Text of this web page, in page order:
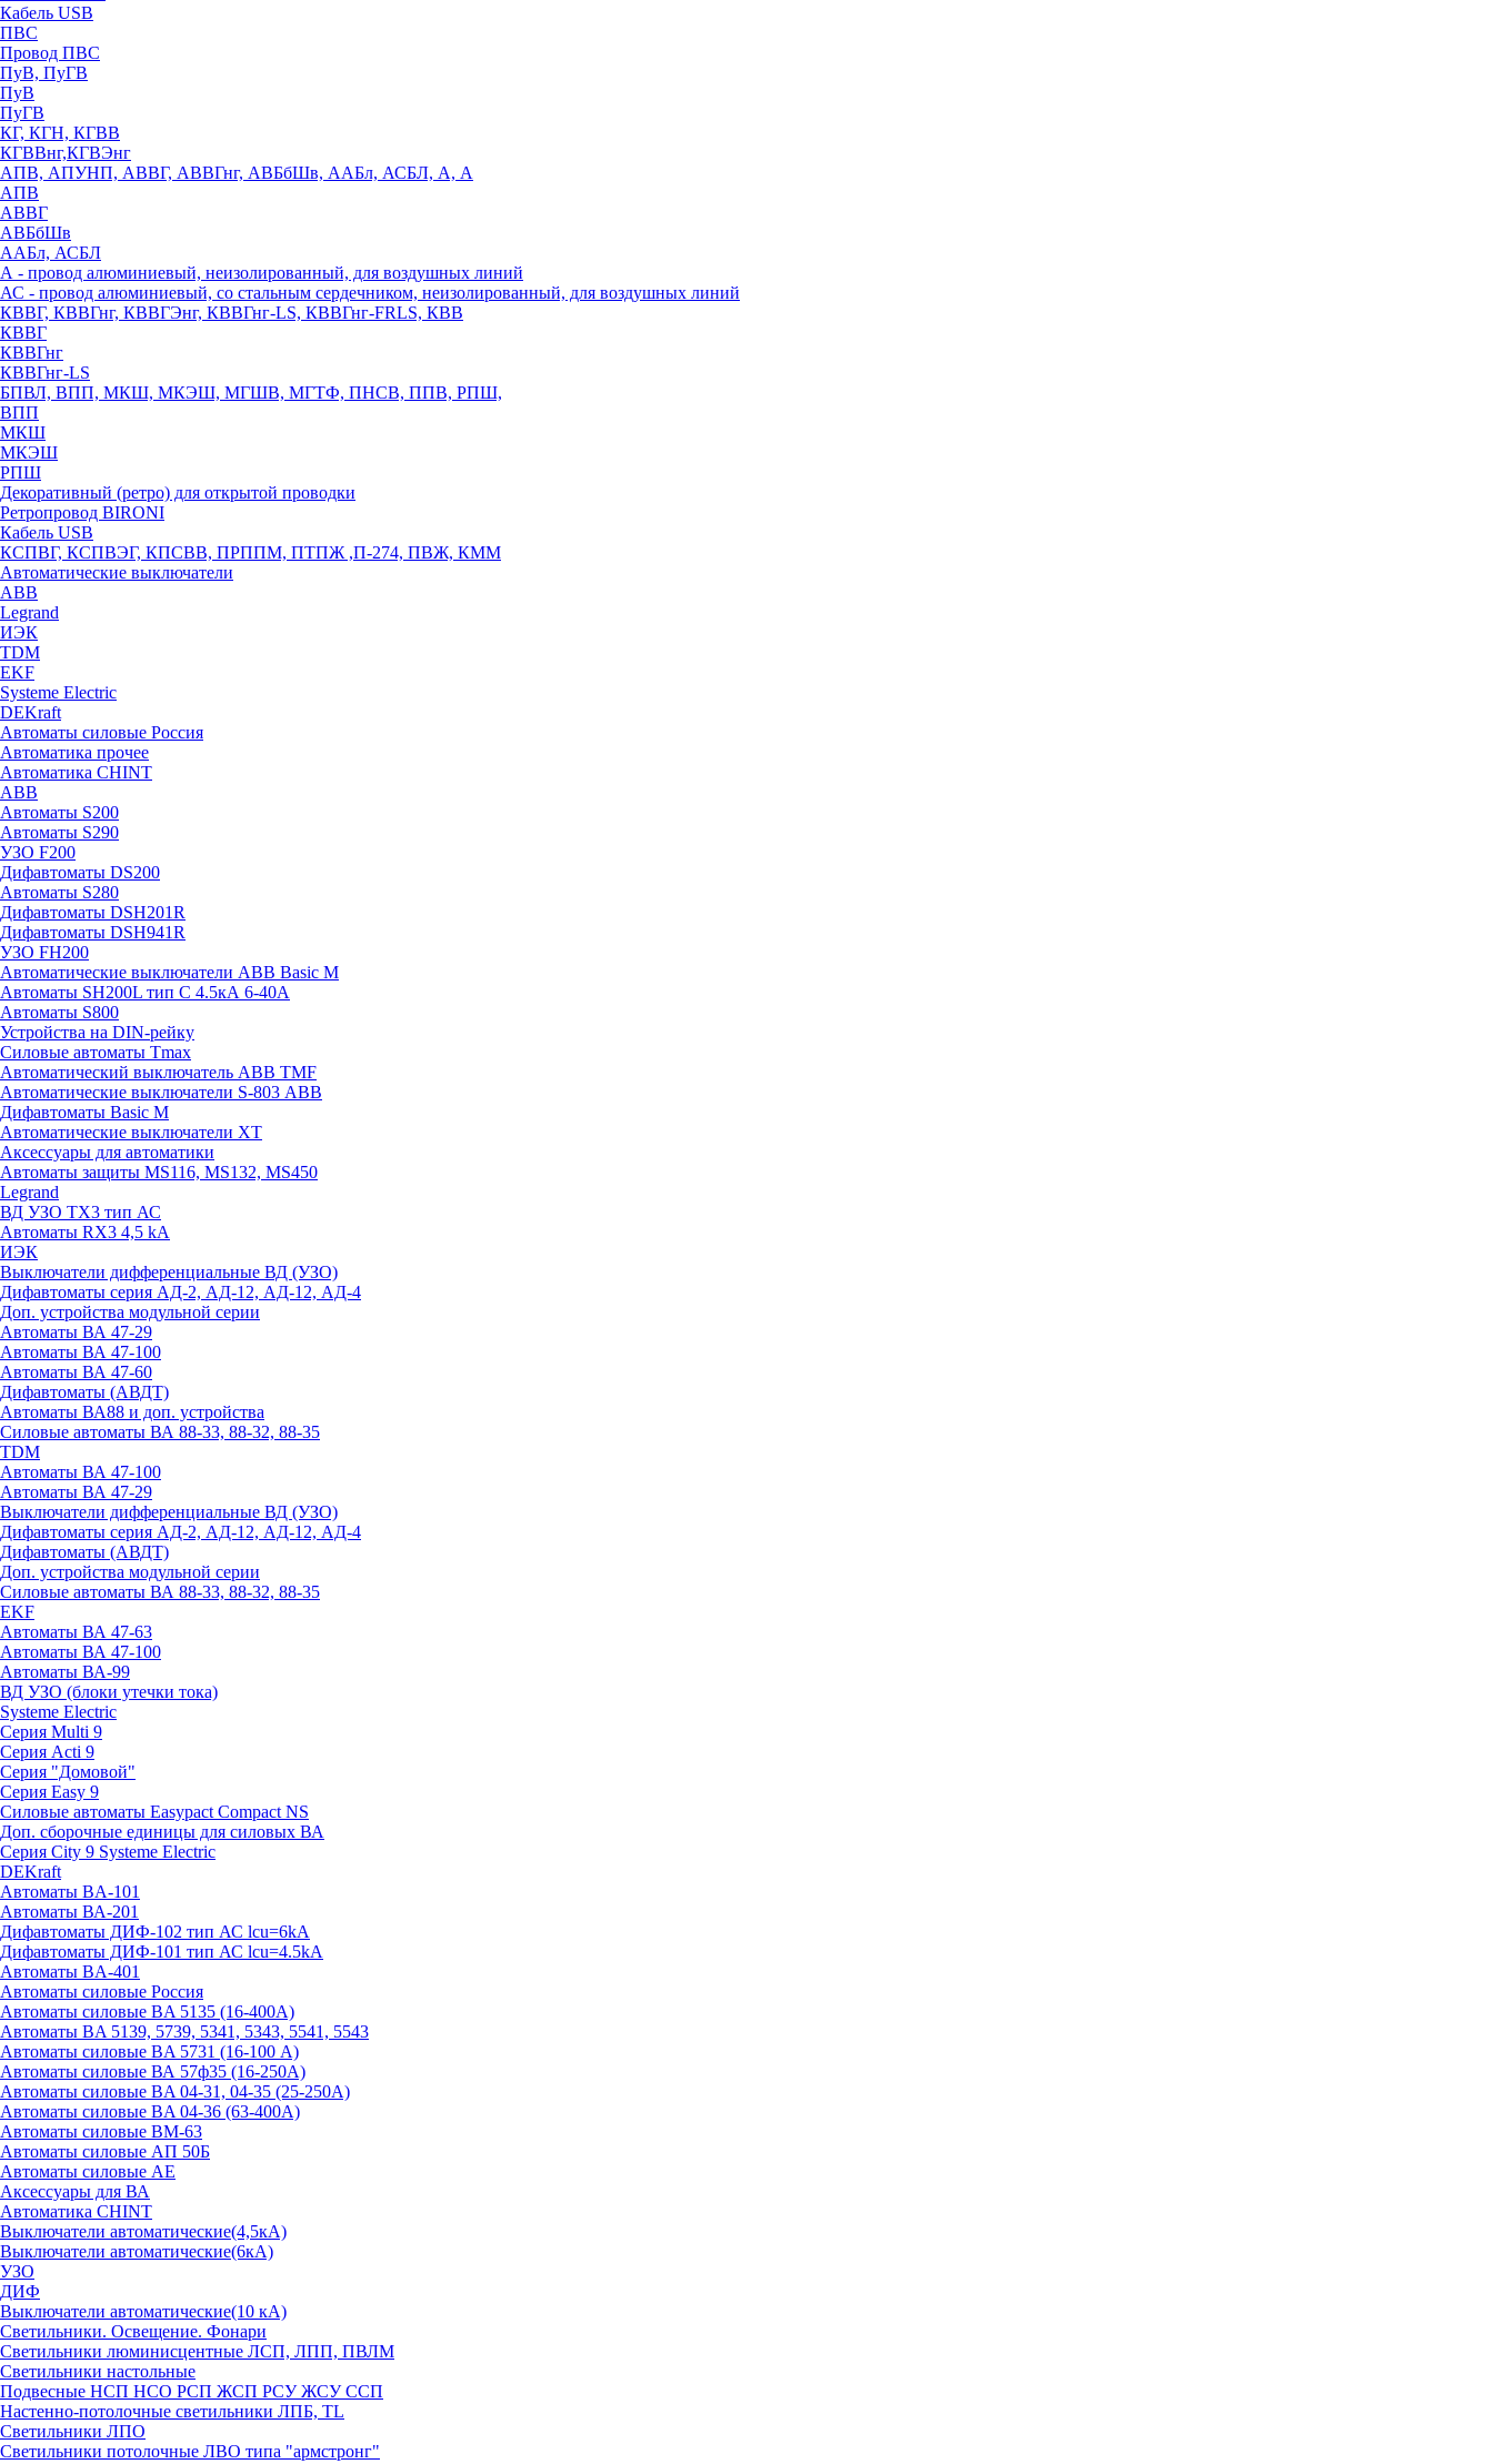
Кабель USB
ПВС
Провод ПВС
ПуВ, ПуГВ
ПуВ
ПуГВ
КГ, КГН, КГВВ
КГВВнг,КГВЭнг
АПВ, АПУНП, АВВГ, АВВГнг, АВБбШв, ААБл, АСБЛ, А, А
АПВ
АВВГ
АВБбШв
ААБл, АСБЛ
А - провод алюминиевый, неизолированный, для воздушных линий
АС - провод алюминиевый, со стальным сердечником, неизолированный, для воздушных линий
КВВГ, КВВГнг, КВВГЭнг, КВВГнг-LS, КВВГнг-FRLS, КВВ
КВВГ
КВВГнг
КВВГнг-LS
БПВЛ, ВПП, МКШ, МКЭШ, МГШВ, МГТФ, ПНСВ, ППВ, РПШ,
ВПП
МКШ
МКЭШ
РПШ
Декоративный (ретро) для открытой проводки
Ретропровод BIRONI
Кабель USB
КСПВГ, КСПВЭГ, КПСВВ, ПРППМ, ПТПЖ ,П-274, ПВЖ, КММ
Автоматические выключатели
ABB
Legrand
ИЭК
TDM
EKF
Systeme Electric
DEKraft
Автоматы силовые Россия
Автоматика прочее
Автоматика CHINT
ABB
Автоматы S200
Автоматы S290
УЗО F200
Дифавтоматы DS200
Автоматы S280
Дифавтоматы DSH201R
Дифавтоматы DSH941R
УЗО FH200
Автоматические выключатели ABB Basic M
Автоматы SH200L тип С 4.5кА 6-40А
Автоматы S800
Устройства на DIN-рейку
Силовые автоматы Tmax
Автоматический выключатель ABB TMF
Автоматические выключатели S-803 АВВ
Дифавтоматы Basic M
Автоматические выключатели XT
Аксессуары для автоматики
Автоматы защиты MS116, MS132, MS450
Legrand
ВД УЗО TX3 тип АС
Автоматы RX3 4,5 kA
ИЭК
Выключатели дифференциальные ВД (УЗО)
Дифавтоматы серия АД-2, АД-12, АД-12, АД-4
Доп. устройства модульной серии
Автоматы ВА 47-29
Автоматы ВА 47-100
Автоматы ВА 47-60
Дифавтоматы (АВДТ)
Автоматы ВА88 и доп. устройства
Силовые автоматы ВА 88-33, 88-32, 88-35
TDM
Автоматы ВА 47-100
Автоматы ВА 47-29
Выключатели дифференциальные ВД (УЗО)
Дифавтоматы серия АД-2, АД-12, АД-12, АД-4
Дифавтоматы (АВДТ)
Доп. устройства модульной серии
Силовые автоматы ВА 88-33, 88-32, 88-35
EKF
Автоматы ВА 47-63
Автоматы ВА 47-100
Автоматы ВА-99
ВД УЗО (блоки утечки тока)
Systeme Electric
Серия Multi 9
Серия Acti 9
Серия "Домовой"
Серия Easy 9
Силовые автоматы Easypact Compact NS
Доп. сборочные единицы для силовых ВА
Серия City 9 Systeme Electric
DEKraft
Автоматы BA-101
Автоматы ВА-201
Дифавтоматы ДИФ-102 тип АС lcu=6kA
Дифавтоматы ДИФ-101 тип АС lcu=4.5kA
Автоматы BA-401
Автоматы силовые Россия
Автоматы силовые BA 5135 (16-400А)
Автоматы BA 5139, 5739, 5341, 5343, 5541, 5543
Автоматы силовые BA 5731 (16-100 А)
Автоматы силовые ВА 57ф35 (16-250А)
Автоматы силовые BA 04-31, 04-35 (25-250А)
Автоматы силовые BA 04-36 (63-400А)
Автоматы силовые ВМ-63
Автоматы силовые АП 50Б
Автоматы силовые АЕ
Аксессуары для ВА
Автоматика CHINT
Выключатели автоматические(4,5кА)
Выключатели автоматические(6кА)
УЗО
ДИФ
Выключатели автоматические(10 кА)
Светильники. Освещение. Фонари
Светильники люминисцентные ЛСП, ЛПП, ПВЛМ
Светильники настольные
Подвесные НСП НСО РСП ЖСП РСУ ЖСУ ССП
Настенно-потолочные светильники ЛПБ, TL
Светильники ЛПО
Светильники потолочные ЛВО типа "армстронг"